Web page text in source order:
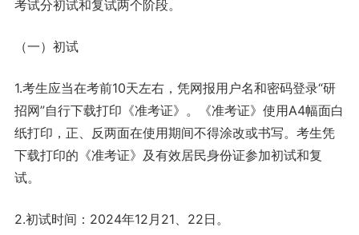
考试分初试和复试两个阶段。
（一）初试
1.考生应当在考前10天左右，凭网报用户名和密码登录“研
招网”自行下载打印《准考证》。《准考证》使用A4幅面白
纸打印，正、反两面在使用期间不得涂改或书写。考生凭
下载打印的《准考证》及有效居民身份证参加初试和复
试。
2.初试时间：2024年12月21、22日。